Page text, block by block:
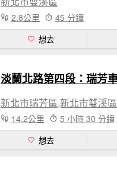
2.8公里 45 分鐘
想去
新北市瑞芳區,新北市雙溪區
14.2公里 5 小時 30 分鐘
想去